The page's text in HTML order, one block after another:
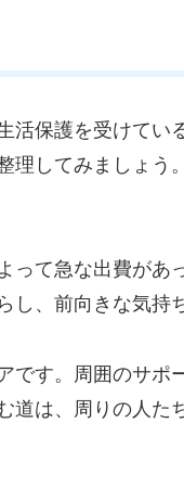
保護を受けて
してみましょ
て急な出費が
、前向きな気持
す。周囲のサポ
は、周りの人